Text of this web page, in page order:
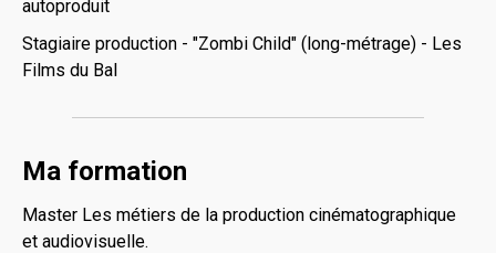
autoproduit
Stagiaire production - "Zombi Child" (long-métrage) - Les
Films du Bal
Ma formation
Master Les métiers de la production cinématographique
et audiovisuelle.